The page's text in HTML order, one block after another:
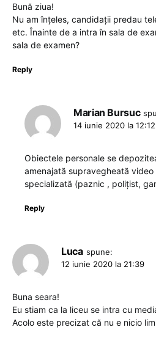
Bună ziua!
Nu am înțeles, candidații predau
etc. Înainte de a intra în sala de
sala de examen?
Reply
Marian Bursuc
14 iunie 2020 la 12:12
Obiectele personale se
amenajată supravegheată
specializată (paznic , polițist,
Reply
Luca spune:
12 iunie 2020 la 21:39
Buna seara!
Eu stiam ca la liceu se intra cu
Acolo este precizat că nu e nicio